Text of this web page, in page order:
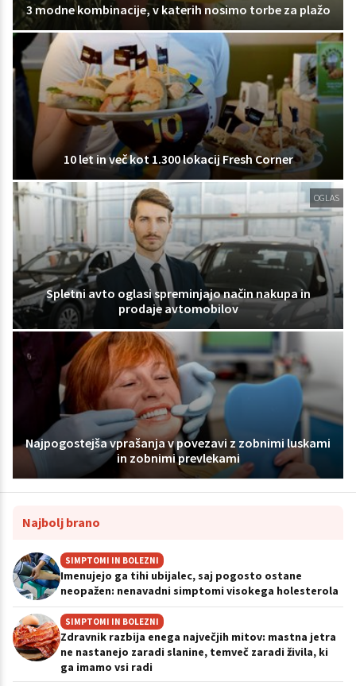
3 modne kombinacije, v katerih nosimo torbe za plažo
10 let in več kot 1.300 lokacij Fresh Corner
OGLAS
Spletni avto oglasi spreminjajo način nakupa in
prodaje avtomobilov
Najpogostejša vprašanja v povezavi z zobnimi luskami
in zobnimi prevlekami
Najbolj brano
SIMPTOMI IN BOLEZNI
Imenujejo ga tihi ubijalec, saj pogosto ostane
neopažen: nenavadni simptomi visokega holesterola
SIMPTOMI IN BOLEZNI
Zdravnik razbija enega največjih mitov: mastna jetra
ne nastanejo zaradi slanine, temveč zaradi živila, ki
ga imamo vsi radi